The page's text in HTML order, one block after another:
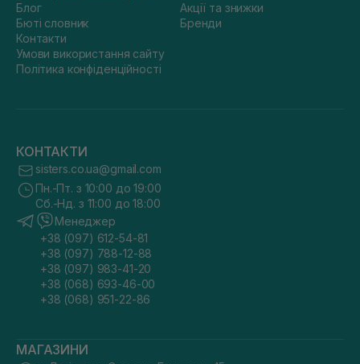
Блог
Бюті словник
Контакти
Умови використання сайту
Політика конфіденційності
Акції та знижки
Бренди
КОНТАКТИ
sisters.co.ua@gmail.com
Пн.-Пт. з 10:00 до 19:00
Сб.-Нд. з 11:00 до 18:00
Менеджер
+38 (097) 612-54-81
+38 (097) 788-12-88
+38 (097) 983-41-20
+38 (068) 693-46-00
+38 (068) 951-22-86
МАГАЗИНИ